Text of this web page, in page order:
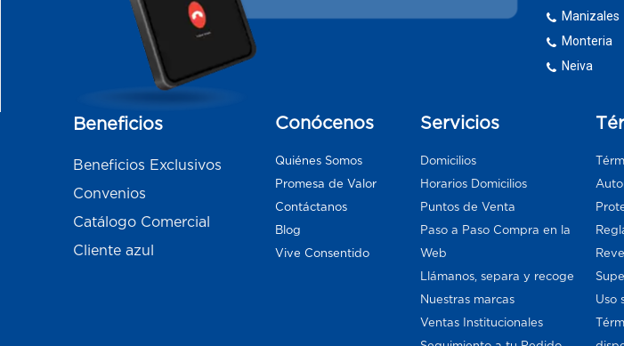
Manizales
Monteria
Neiva
Beneficios
Beneficios Exclusivos
Convenios
Catálogo Comercial
Cliente azul
Conócenos
Quiénes Somos
Promesa de Valor
Contáctanos
Blog
Vive Consentido
Servicios
Domicilios
Horarios Domicilios
Puntos de Venta
Paso a Paso Compra en la
Web
Llámanos, separa y recoge
Nuestras marcas
Ventas Institucionales
Uso